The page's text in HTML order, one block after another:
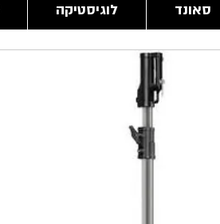
לוגיסטיקה סאונד